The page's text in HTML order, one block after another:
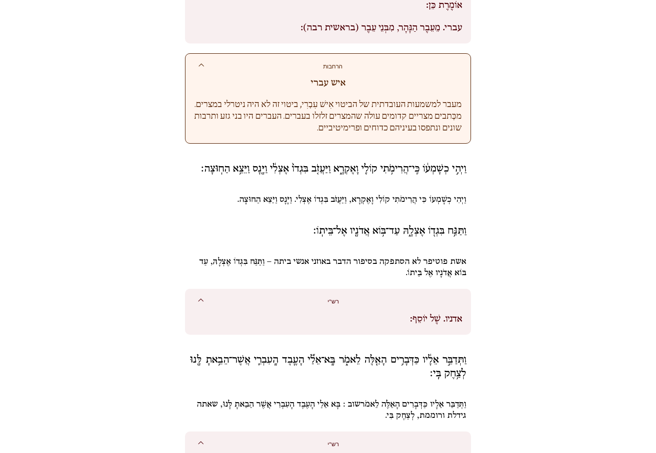
אוֹמֶרֶת כֵּן:
עברי. מֵעֵבֶר הַנָּהָר, מִבְּנֵי עֵבֶר (בראשית רבה):
הרחבות
איש עברי
מעבר למשמעות העובדתית של הביטוי אִישׁ עִבְרִי, ביטוי זה לא היה ניטרלי במצרים.
מכְּתבים מצריים קדומים עולה שהמצרים זלזלו בעברים. העברים היו בני גזע ותרבות
שונים ונתפסו בעיניהם כדוחים ופרימיטיביים.
וַיְהִ֣י כְשָׁמְע֔וֹ כִּֽי־הֲרִימֹ֥תִי קוֹלִ֖י וָאֶקְרָ֑א וַיַּעֲזֹ֤ב בִּגְדוֹ֙ אֶצְלִ֔י וַיָּ֖נָס וַיֵּצֵ֥א הַחֽוּצָה׃
וַיְהִי כְשָׁמְעוֹ כִּי הֲרִימֹתִי קוֹלִי וָאֶקְרָא, וַיַּעֲזֹב בִּגְדוֹ אֶצְלִי. וַיָּנָס וַיֵּצֵא הַחוּצָה.
וַתַּנַּ֥ח בִּגְד֖וֹ אֶצְלָ֑הּ עַד־בּ֥וֹא אֲדֹנָ֖יו אֶל־בֵּיתֽוֹ׃
אשת פוטיפר לא הסתפקה בסיפור הדבר באוזני אנשי ביתה – וַתַּנַּח בִּגְדוֹ אֶצְלָהּ, עַד
בּוֹא אֲדֹנָיו אֶל בֵּיתוֹ.
רש"י
אדניו. שֶׁל יוֹסֵף:
וַתְּדַבֵּ֣ר אֵלָ֔יו כַּדְּבָרִ֥ים הָאֵ֖לֶּה לֵאמֹ֑ר בָּֽא־אֵלַ֞י הָעֶ֧בֶד הָֽעִבְרִ֛י אֲשֶׁר־הֵבֵ֥אתָ לָּ֖נוּ
לְצַ֥חֶק בִּֽי׃
וַתְּדַבֵּר אֵלָיו כַּדְּבָרִים הָאֵלֶּה לֵאמֹרשוב : בָּא אֵלַי הָעֶבֶד הָעִבְרִי אֲשֶׁר הֵבֵאתָ לָּנוּ, שאתה
גידלת ורוממת, לְצַחֶק בִּי.
רש"י